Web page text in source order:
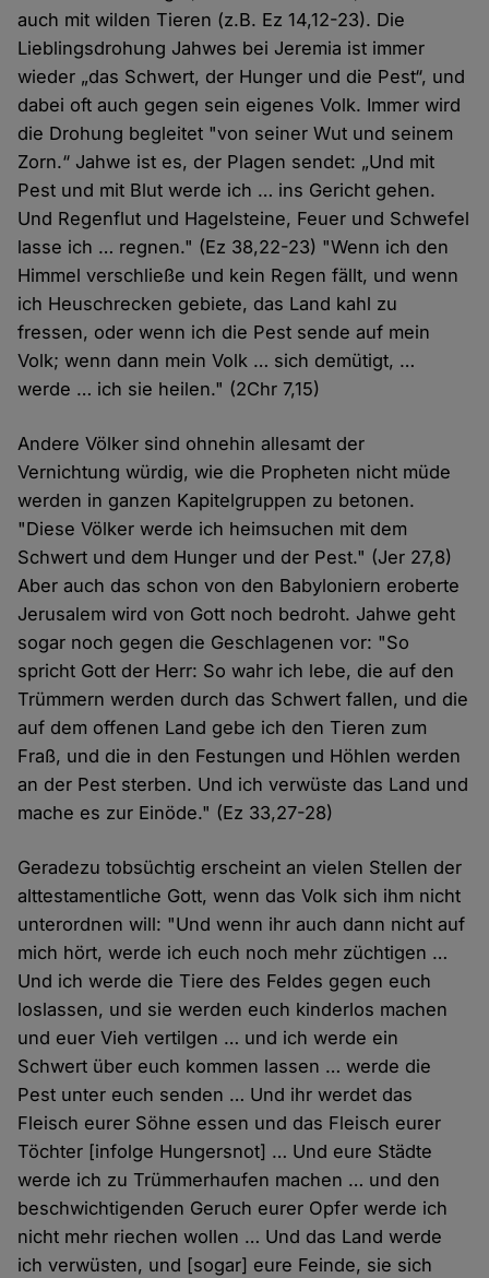
auch mit wilden Tieren (z.B. Ez 14,12-23). Die
Lieblingsdrohung Jahwes bei Jeremia ist immer
wieder „das Schwert, der Hunger und die Pest“, und
dabei oft auch gegen sein eigenes Volk. Immer wird
die Drohung begleitet "von seiner Wut und seinem
Zorn.“ Jahwe ist es, der Plagen sendet: „Und mit
Pest und mit Blut werde ich … ins Gericht gehen.
Und Regenflut und Hagelsteine, Feuer und Schwefel
lasse ich … regnen." (Ez 38,22-23) "Wenn ich den
Himmel verschließe und kein Regen fällt, und wenn
ich Heuschrecken gebiete, das Land kahl zu
fressen, oder wenn ich die Pest sende auf mein
Volk; wenn dann mein Volk … sich demütigt, …
werde … ich sie heilen." (2Chr 7,15)
Andere Völker sind ohnehin allesamt der
Vernichtung würdig, wie die Propheten nicht müde
werden in ganzen Kapitelgruppen zu betonen.
"Diese Völker werde ich heimsuchen mit dem
Schwert und dem Hunger und der Pest." (Jer 27,8)
Aber auch das schon von den Babyloniern eroberte
Jerusalem wird von Gott noch bedroht. Jahwe geht
sogar noch gegen die Geschlagenen vor: "So
spricht Gott der Herr: So wahr ich lebe, die auf den
Trümmern werden durch das Schwert fallen, und die
auf dem offenen Land gebe ich den Tieren zum
Fraß, und die in den Festungen und Höhlen werden
an der Pest sterben. Und ich verwüste das Land und
mache es zur Einöde." (Ez 33,27-28)
Geradezu tobsüchtig erscheint an vielen Stellen der
alttestamentliche Gott, wenn das Volk sich ihm nicht
unterordnen will: "Und wenn ihr auch dann nicht auf
mich hört, werde ich euch noch mehr züchtigen …
Und ich werde die Tiere des Feldes gegen euch
loslassen, und sie werden euch kinderlos machen
und euer Vieh vertilgen … und ich werde ein
Schwert über euch kommen lassen … werde die
Pest unter euch senden … Und ihr werdet das
Fleisch eurer Söhne essen und das Fleisch eurer
Töchter [infolge Hungersnot] … Und eure Städte
werde ich zu Trümmerhaufen machen … und den
beschwichtigenden Geruch eurer Opfer werde ich
nicht mehr riechen wollen … Und das Land werde
ich verwüsten, und [sogar] eure Feinde, sie sich